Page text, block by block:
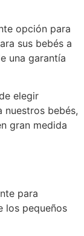
opción para
sus bebés a
una garantía
elegir
bebés,
gran medida
para
los pequeños